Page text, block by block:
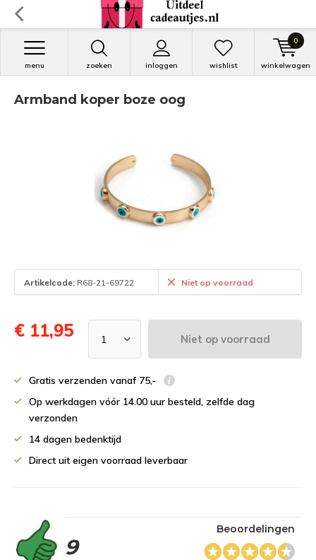
zoeken inloggen
menu wishlist winkelwagen
0
Armband koper boze oog
Artikelcode: R68-21-69722 Niet op voorraad
€ 11,95 Niet op voorraad
Gratis verzenden vanaf 75,-
Op werkdagen vóór 14.00 uur besteld, zelfde dag
verzonden
14 dagen bedenktijd
Direct uit eigen voorraad leverbaar
9
Beoordelingen